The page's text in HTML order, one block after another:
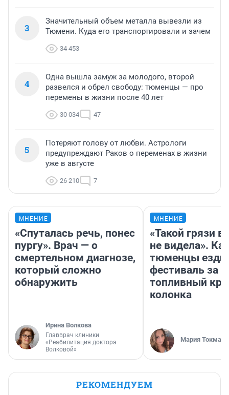
3
Значительный объем металла вывезли из
Тюмени. Куда его транспортировали и зачем
34 453
4
Одна вышла замуж за молодого, второй
развелся и обрел свободу: тюменцы — про
перемены в жизни после 40 лет
30 034 47
5
Потеряют голову от любви. Астрологи
предупреждают Раков о переменах в жизни
уже в августе
26 210 7
МНЕНИЕ
«Спуталась речь, понес
пургу». Врач — о
смертельном диагнозе,
который сложно
обнаружить
Ирина Волкова
Главврач клиники
«Реабилитация доктора
Волковой»
МНЕНИЕ
«Такой грязи
не видела».
тюменцы
фестиваль за
топливный
колонка
Мария
РЕКОМЕНДУЕМ